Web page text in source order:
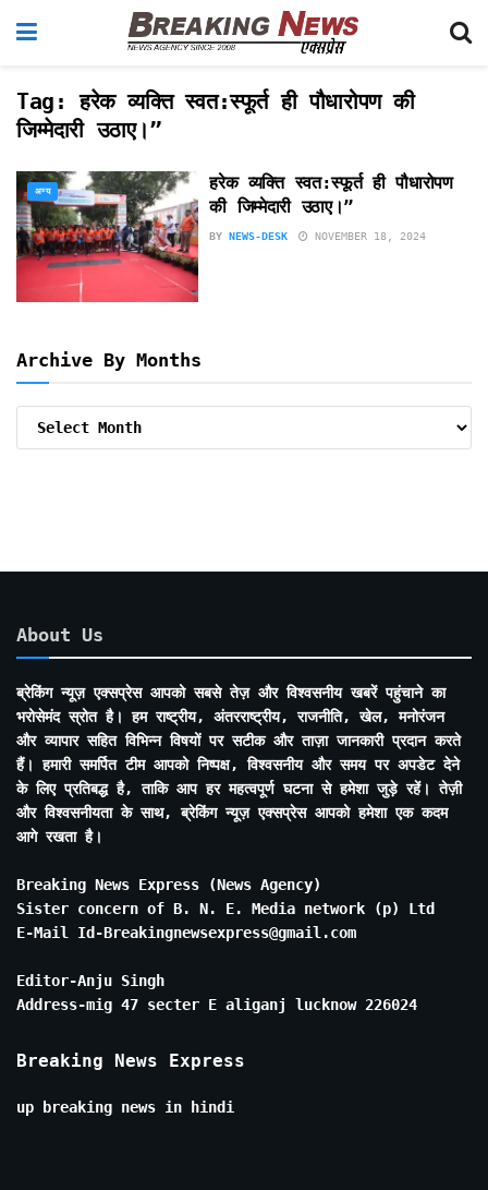
Tag:हरेक व्यक्ति स्वत:स्फूर्त ही पौधारोपण की
जिम्मेदारी उठाए।”
अन्य
हरेक व्यक्ति स्वत:स्फूर्त ही पौधारोपण
की जिम्मेदारी उठाए।”
BY NEWS-DESK NOVEMBER 18, 2024
Archive By Months
About Us
ब्रेकिंग न्यूज़ एक्सप्रेस आपको सबसे तेज़ और विश्वसनीय खबरें पहुंचाने का
भरोसेमंद स्रोत है। हम राष्ट्रीय, अंतरराष्ट्रीय, राजनीति, खेल, मनोरंजन
और व्यापार सहित विभिन्न विषयों पर सटीक और ताज़ा जानकारी प्रदान करते
हैं। हमारी समर्पित टीम आपको निष्पक्ष, विश्वसनीय और समय पर अपडेट देने
के लिए प्रतिबद्ध है, ताकि आप हर महत्वपूर्ण घटना से हमेशा जुड़े रहें। तेज़ी
और विश्वसनीयता के साथ, ब्रेकिंग न्यूज़ एक्सप्रेस आपको हमेशा एक कदम
आगे रखता है।
Breaking News Express (News Agency)
Sister concern of B. N. E. Media network (p) Ltd
E-Mail Id-Breakingnewsexpress@gmail.com
Editor-Anju Singh
Address-mig 47 secter E aliganj lucknow 226024
Breaking News Express
up breaking news in hindi